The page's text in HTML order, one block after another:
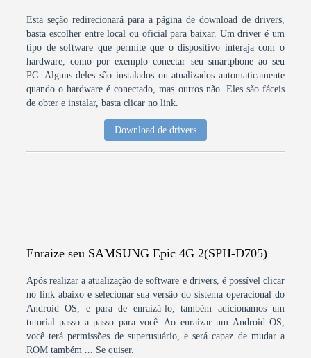
Esta seção redirecionará para a página de download de drivers,
basta escolher entre local ou oficial para baixar. Um driver é um
tipo de software que permite que o dispositivo interaja com o
hardware, como por exemplo conectar seu smartphone ao seu
PC. Alguns deles são instalados ou atualizados automaticamente
quando o hardware é conectado, mas outros não. Eles são fáceis
de obter e instalar, basta clicar no link.
Download de drivers
Enraize seu SAMSUNG Epic 4G 2(SPH-D705)
Após realizar a atualização de software e drivers, é possível clicar
no link abaixo e selecionar sua versão do sistema operacional do
Android OS, e para de enraizá-lo, também adicionamos um
tutorial passo a passo para você. Ao enraizar um Android OS,
você terá permissões de superusuário, e será capaz de mudar a
ROM também ... Se quiser.